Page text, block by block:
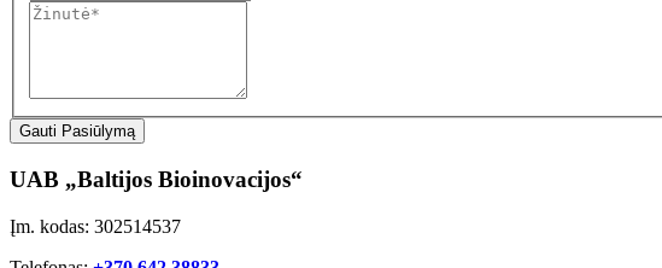
Gauti Pasiūlymą
UAB „Baltijos Bioinovacijos“
Įm. kodas: 302514537